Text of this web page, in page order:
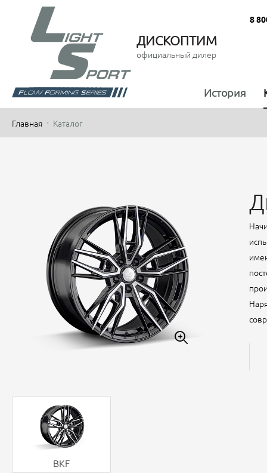
ДИСКОПТИМ
официальный дилер
8
История
Главная Каталог
BKF